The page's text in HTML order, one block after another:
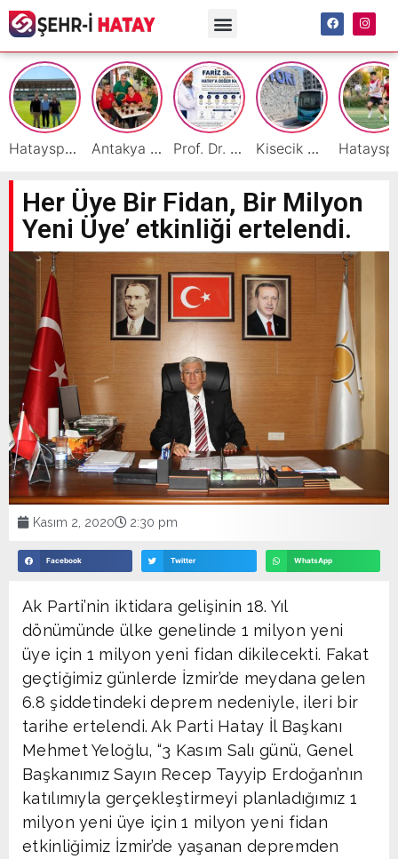
Hatayspor İç Saha Maçlarını Reyhanlı’da Oynamaya Hazırlanıyor Antakya Simidi Türkiye’nin Lezzet Zirvesinde Prof. Dr. Fariz Selimli, Uluslararası Başarılarıyla Hatay’a Değer Katıyor Kisecik TOKİ’lere Toplu Ulaşım Hizmeti Başladı
Her Üye Bir Fidan, Bir Milyon
Yeni Üye’ etkinliği ertelendi.
Kasım 2, 2020 2:30 pm
Facebook Twitter WhatsApp
Ak Parti’nin iktidara gelişinin 18. Yıl
dönümünde ülke genelinde 1 milyon yeni
üye için 1 milyon yeni fidan dikilecekti. Fakat
geçtiğimiz günlerde İzmir’de meydana gelen
6.8 şiddetindeki deprem nedeniyle, ileri bir
tarihe ertelendi. Ak Parti Hatay İl Başkanı
Mehmet Yeloğlu, “3 Kasım Salı günü, Genel
Başkanımız Sayın Recep Tayyip Erdoğan’nın
katılımıyla gerçekleştirmeyi planladığımız 1
milyon yeni üye için 1 milyon yeni fidan
etkinliğimiz İzmir’de yaşanan depremden